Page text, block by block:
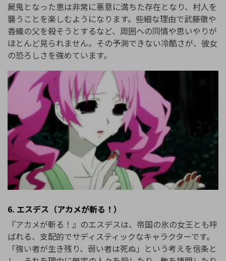
屍鬼となった恵は非常に悪意に満ちた存在となり、村人を
襲うことを楽しむようになります。些細な理由で武藤徹や
香織の父を殺そうとするなど、周囲への同情や思いやりが
ほとんど見られません。その予測できない冷酷さが、彼女
の恐ろしさを強めています。
6. エスデス（アカメが斬る！）
『アカメが斬る！』のエスデスは、帝国の氷の女王とも呼
ばれる、支配的でサディスティックなキャラクターです。
「強い者が生き残り、弱い者は死ぬ」という考えを信条と